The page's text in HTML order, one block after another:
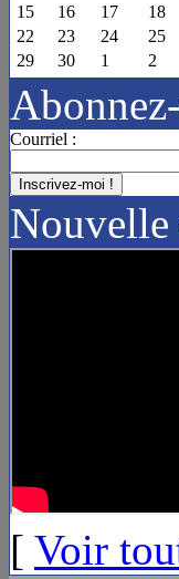
15
16 17 18
22
23 24 25
29
30 1 2
Courriel :
Nouvelle
[ Voir